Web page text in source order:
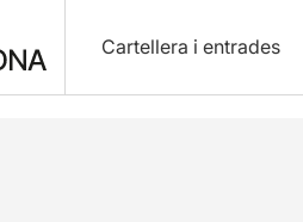
Cartellera i entrades